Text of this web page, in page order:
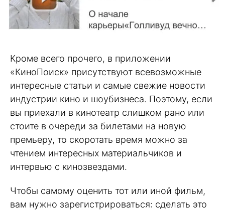
Кроме всего прочего, в приложении
«КиноПоиск» присутствуют всевозможные
интересные статьи и самые свежие новости
индустрии кино и шоубизнеса. Поэтому, если
вы приехали в кинотеатр слишком рано или
стоите в очереди за билетами на новую
премьеру, то скоротать время можно за
чтением интересных материальчиков и
интервью с кинозвездами.
Чтобы самому оценить тот или иной фильм,
вам нужно зарегистрироваться: сделать это